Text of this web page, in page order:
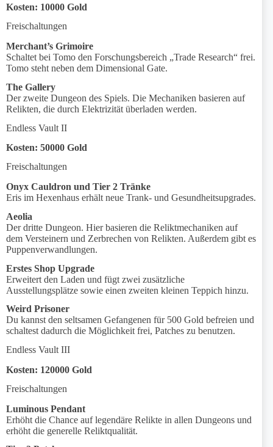
Kosten: 10000 Gold
Freischaltungen
Merchant’s Grimoire
Schaltet bei Tomo den Forschungsbereich „Trade Research“ frei.
Tomo steht neben dem Dimensional Gate.
The Gallery
Der zweite Dungeon des Spiels. Die Mechaniken basieren auf
Relikten, die durch Elektrizität überladen werden.
Endless Vault II
Kosten: 50000 Gold
Freischaltungen
Onyx Cauldron und Tier 2 Tränke
Eris im Hexenhaus erhält neue Trank- und Gesundheitsupgrades.
Aeolia
Der dritte Dungeon. Hier basieren die Reliktmechaniken auf
dem Versteinern und Zerbrechen von Relikten. Außerdem gibt es
Puppenverwandlungen.
Erstes Shop Upgrade
Erweitert den Laden und fügt zwei zusätzliche
Ausstellungsplätze sowie einen zweiten kleinen Teppich hinzu.
Weird Prisoner
Du kannst den seltsamen Gefangenen für 500 Gold befreien und
schaltest dadurch die Möglichkeit frei, Patches zu benutzen.
Endless Vault III
Kosten: 120000 Gold
Freischaltungen
Luminous Pendant
Erhöht die Chance auf legendäre Relikte in allen Dungeons und
erhöht die generelle Reliktqualität.